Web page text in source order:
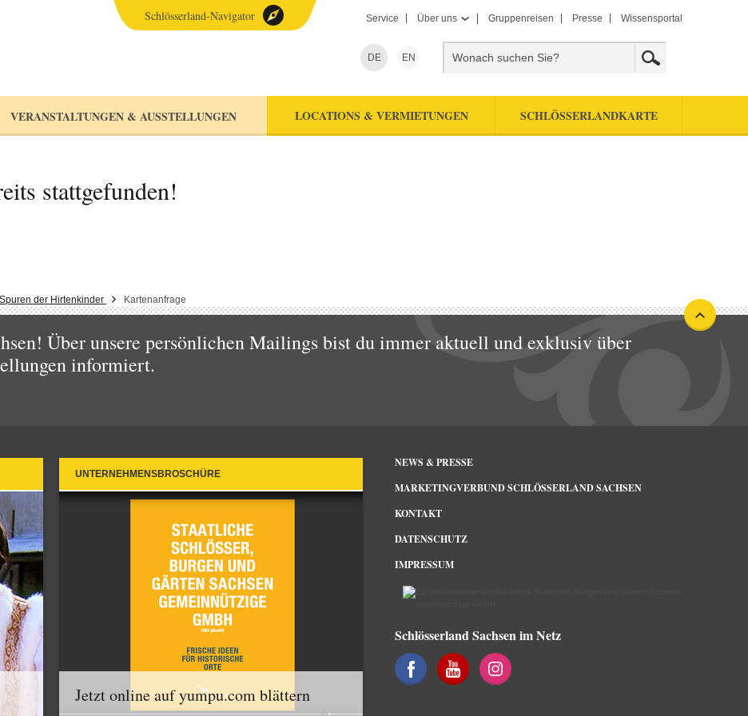
Service Über uns Gruppenreisen Presse Wissensportal
DE EN
VERANSTALTUNGEN & AUSSTELLUNGEN LOCATIONS & VERMIETUNGEN SCHLÖSSERLANDKARTE
Schlösserland-Navigator
stattgefunden!
der Hirtenkinder Kartenanfrage
Über unsere persönlichen Mailings bist du immer aktuell und exklusiv über
informiert.
UNTERNEHMENSBROSCHÜRE
Jetzt online auf yumpu.com blättern
NEWS & PRESSE
MARKETINGVERBUND SCHLÖSSERLAND SACHSEN
KONTAKT
DATENSCHUTZ
IMPRESSUM
Schlösserland Sachsen im Netz